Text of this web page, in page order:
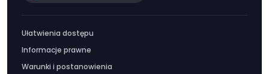
Ułatwienia dostępu
Informacje prawne
Warunki i postanowienia